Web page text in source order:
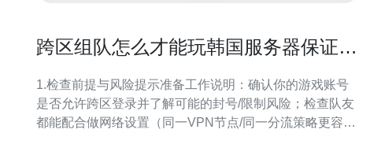
跨区组队怎么才能玩韩国服务器保证稳
1.检查前提与风险提示准备工作说明：确认你的游戏账号
是否允许跨区登录并了解可能的封号/限制风险；检查队友
都能配合做网络设置（同一VPN节点/同一分流策略更容易